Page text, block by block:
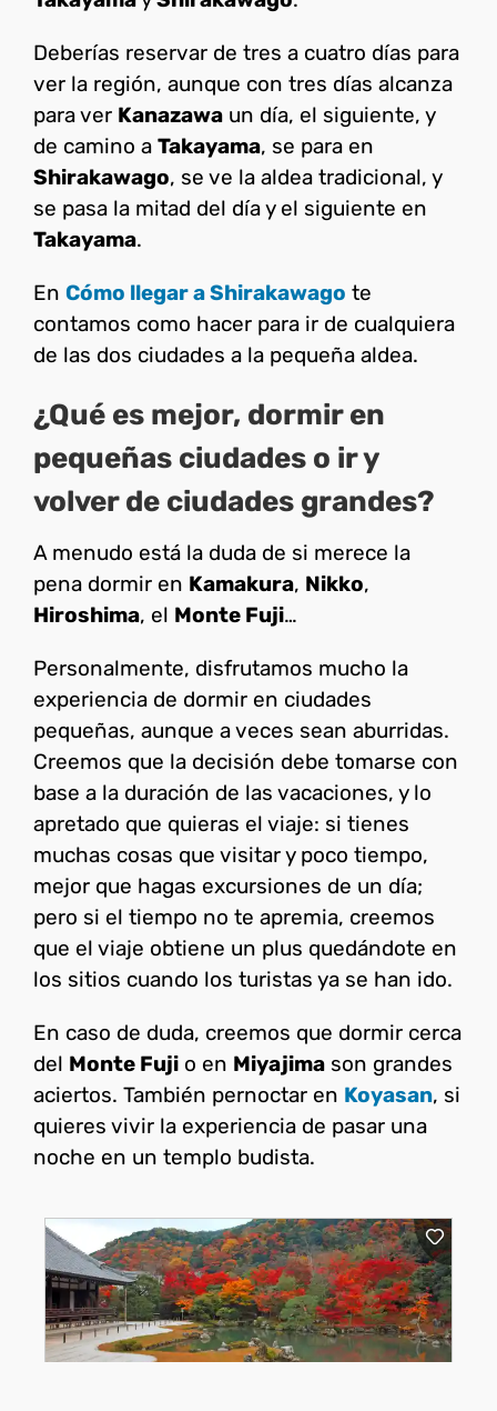
Deberías reservar de tres a cuatro días para
ver la región, aunque con tres días alcanza
para ver Kanazawa un día, el siguiente, y
de camino a Takayama, se para en
Shirakawago, se ve la aldea tradicional, y
se pasa la mitad del día y el siguiente en
Takayama.
En Cómo llegar a Shirakawago te
contamos como hacer para ir de cualquiera
de las dos ciudades a la pequeña aldea.
¿Qué es mejor, dormir en
pequeñas ciudades o ir y
volver de ciudades grandes?
A menudo está la duda de si merece la
pena dormir en Kamakura, Nikko,
Hiroshima, el Monte Fuji…
Personalmente, disfrutamos mucho la
experiencia de dormir en ciudades
pequeñas, aunque a veces sean aburridas.
Creemos que la decisión debe tomarse con
base a la duración de las vacaciones, y lo
apretado que quieras el viaje: si tienes
muchas cosas que visitar y poco tiempo,
mejor que hagas excursiones de un día;
pero si el tiempo no te apremia, creemos
que el viaje obtiene un plus quedándote en
los sitios cuando los turistas ya se han ido.
En caso de duda, creemos que dormir cerca
del Monte Fuji o en Miyajima son grandes
aciertos. También pernoctar en Koyasan, si
quieres vivir la experiencia de pasar una
noche en un templo budista.